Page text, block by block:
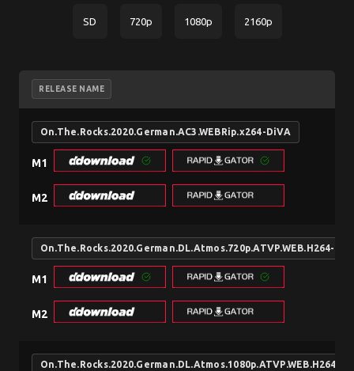
SD 720p 1080p 2160p
RELEASE NAME
On.The.Rocks.2020.German.AC3.WEBRip.x264-DiVA
M1
M2
On.The.Rocks.2020.German.DL.Atmos.720p.ATVP.WEB.H264-
M1
M2
On.The.Rocks.2020.German.DL.Atmos.1080p.ATVP.WEB.H264-